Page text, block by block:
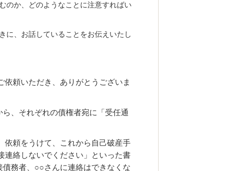
のか、どのようなことに注意すればい
に、お話していることをお伝えいたし
頼いただき、ありがとうございま
、それぞれの債権者宛に「受任通
依頼をうけて、これから自己破産手
連絡しないでください」といった書
務者、○○さんに連絡はできなくな